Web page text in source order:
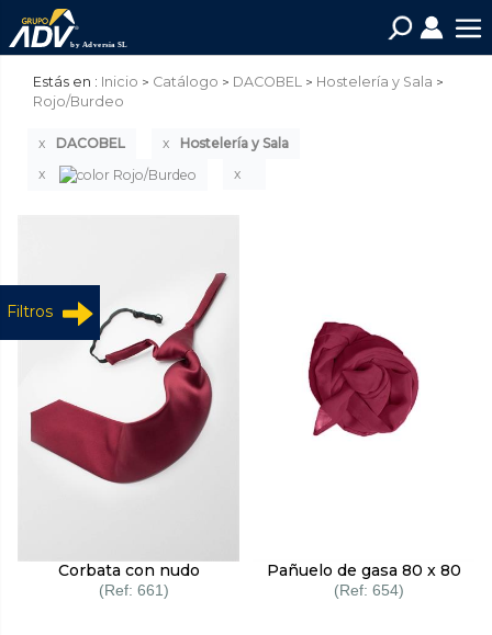
Estás en : Inicio Catálogo DACOBEL
Hostelería y Sala
Rojo/Burdeo
Filtros
DACOBEL Hostelería y Sala
Corbata con nudo
661
Pañuelo de gasa 80 x 80
654